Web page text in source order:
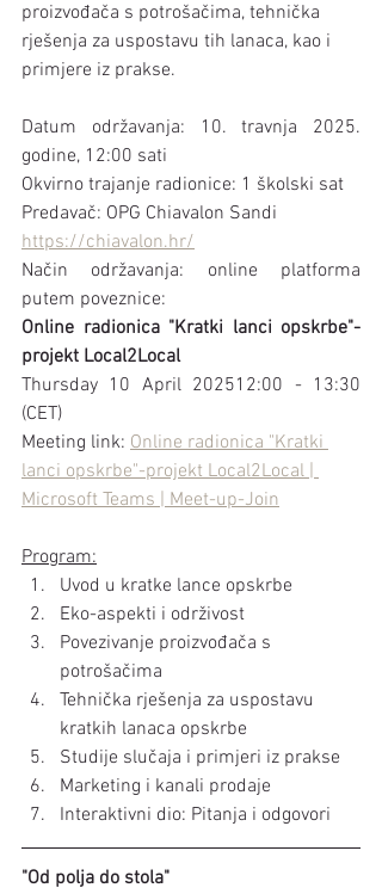
proizvođača s potrošačima, tehnička
rješenja za uspostavu tih lanaca, kao i
primjere iz prakse.
Datum održavanja: 10. travnja 2025.
godine, 12:00 sati
Okvirno trajanje radionice: 1 školski sat
Predavač: OPG Chiavalon Sandi
https://chiavalon.hr/
Način održavanja: online platforma
putem poveznice:
Online radionica "Kratki lanci opskrbe"-
projekt Local2Local
Thursday 10 April 202512:00 - 13:30
(CET)
Meeting link: Online radionica "Kratki
lanci opskrbe"-projekt Local2Local |
Microsoft Teams | Meet-up-Join
Program:
Uvod u kratke lance opskrbe
Eko-aspekti i održivost
Povezivanje proizvođača s
potrošačima
Tehnička rješenja za uspostavu
kratkih lanaca opskrbe
Studije slučaja i primjeri iz prakse
Marketing i kanali prodaje
Interaktivni dio: Pitanja i odgovori
"Od polja do stola"